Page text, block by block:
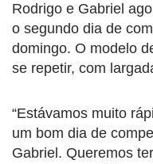
Rodrigo e Gabriel
o segundo dia de
domingo. O modelo
se repetir, com
“Estávamos muito
um bom dia de
Gabriel. Queremos